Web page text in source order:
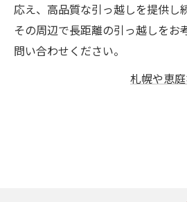
応え、高品質な引っ越しを提供し
その周辺で長距離の引っ越しをお
問い合わせください。
札幌や恵